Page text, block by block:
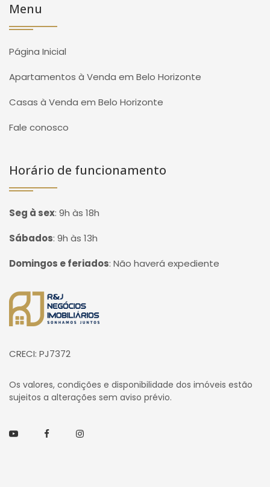
Menu
Página Inicial
Apartamentos à Venda em Belo Horizonte
Casas à Venda em Belo Horizonte
Fale conosco
Horário de funcionamento
Seg à sex: 9h às 18h
Sábados: 9h às 13h
Domingos e feriados: Não haverá expediente
Página inicial
CRECI: PJ7372
Os valores, condições e disponibilidade dos imóveis estão
sujeitos a alterações sem aviso prévio.
YoutubeFacebookInstagram